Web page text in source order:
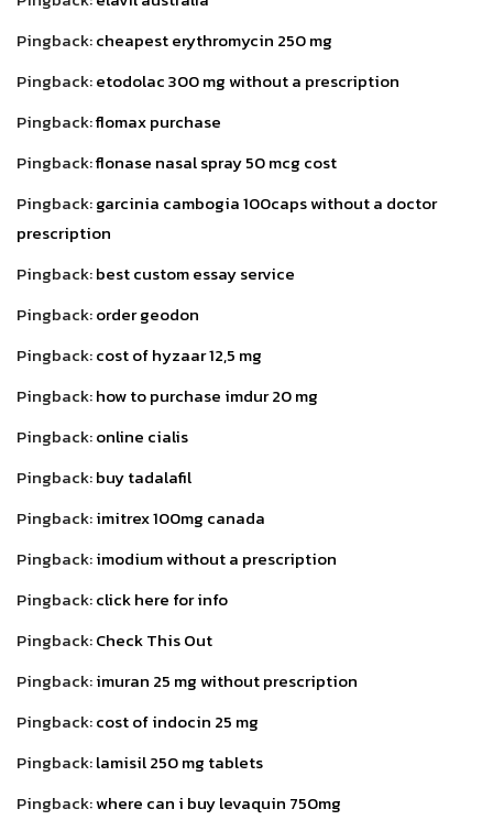
Pingback:cheapest erythromycin 250 mg
Pingback:etodolac 300 mg without a prescription
Pingback:flomax purchase
Pingback:flonase nasal spray 50 mcg cost
Pingback:garcinia cambogia 100caps without a doctor
prescription
Pingback:best custom essay service
Pingback:order geodon
Pingback:cost of hyzaar 12,5 mg
Pingback:how to purchase imdur 20 mg
Pingback:online cialis
Pingback:buy tadalafil
Pingback:imitrex 100mg canada
Pingback:imodium without a prescription
Pingback:click here for info
Pingback:Check This Out
Pingback:imuran 25 mg without prescription
Pingback:cost of indocin 25 mg
Pingback:lamisil 250 mg tablets
Pingback:where can i buy levaquin 750mg